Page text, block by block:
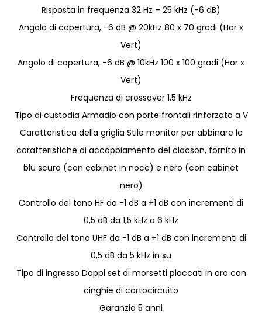
Risposta in frequenza 32 Hz – 25 kHz (-6 dB)
Angolo di copertura, -6 dB @ 20kHz 80 x 70 gradi (Hor x
Vert)
Angolo di copertura, -6 dB @ 10kHz 100 x 100 gradi (Hor x
Vert)
Frequenza di crossover 1,5 kHz
Tipo di custodia Armadio con porte frontali rinforzato a V
Caratteristica della griglia Stile monitor per abbinare le
caratteristiche di accoppiamento del clacson, fornito in
blu scuro (con cabinet in noce) e nero (con cabinet
nero)
Controllo del tono HF da -1 dB a +1 dB con incrementi di
0,5 dB da 1,5 kHz a 6 kHz
Controllo del tono UHF da -1 dB a +1 dB con incrementi di
0,5 dB da 5 kHz in su
Tipo di ingresso Doppi set di morsetti placcati in oro con
cinghie di cortocircuito
Garanzia 5 anni